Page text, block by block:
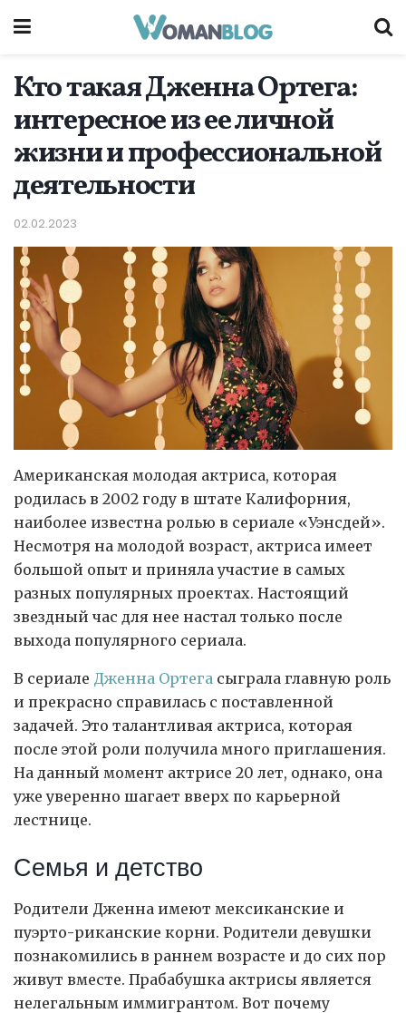
Кто такая Дженна Ортега:
интересное из ее личной
жизни и профессиональной
деятельности
02.02.2023
Американская молодая актриса, которая
родилась в 2002 году в штате Калифорния,
наиболее известна ролью в сериале «Уэнсдей».
Несмотря на молодой возраст, актриса имеет
большой опыт и приняла участие в самых
разных популярных проектах. Настоящий
звездный час для нее настал только после
выхода популярного сериала.
В сериале Дженна Ортега сыграла главную роль
и прекрасно справилась с поставленной
задачей. Это талантливая актриса, которая
после этой роли получила много приглашения.
На данный момент актрисе 20 лет, однако, она
уже уверенно шагает вверх по карьерной
лестнице.
Семья и детство
Родители Дженна имеют мексиканские и
пуэрто-риканские корни. Родители девушки
познакомились в раннем возрасте и до сих пор
живут вместе. Прабабушка актрисы является
нелегальным иммигрантом. Вот почему